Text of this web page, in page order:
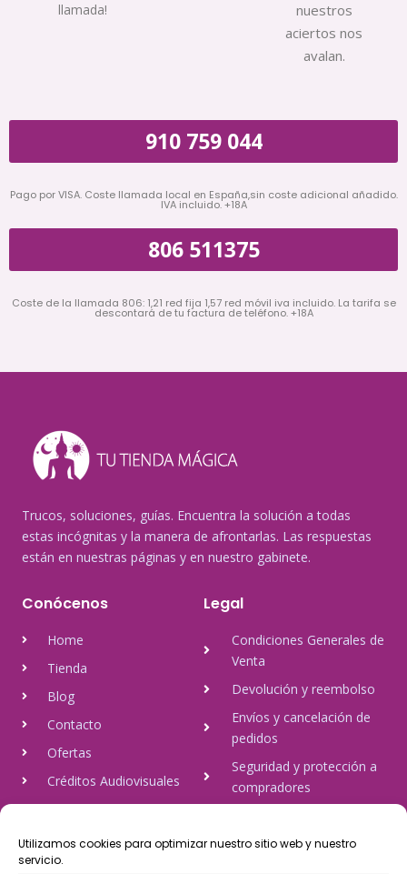
Utilizamos cookies para optimizar nuestro sitio web y nuestro
servicio.
llamada!
nuestros
aciertos nos
avalan.
910 759 044
Pago por VISA. Coste llamada local en España,sin coste adicional añadido.
IVA incluido. +18A
806 511375
Coste de la llamada 806: 1,21 red fija 1,57 red móvil iva incluido. La tarifa se
descontará de tu factura de teléfono. +18A
Trucos, soluciones, guías. Encuentra la solución a todas
estas incógnitas y la manera de afrontarlas. Las respuestas
están en nuestras páginas y en nuestro gabinete.
Conócenos
Home
Tienda
Blog
Contacto
Ofertas
Créditos Audiovisuales
tulineamagica.com
Legal
Condiciones Generales de
Venta
Devolución y reembolso
Envíos y cancelación de
pedidos
Seguridad y protección a
compradores
Política de cookies